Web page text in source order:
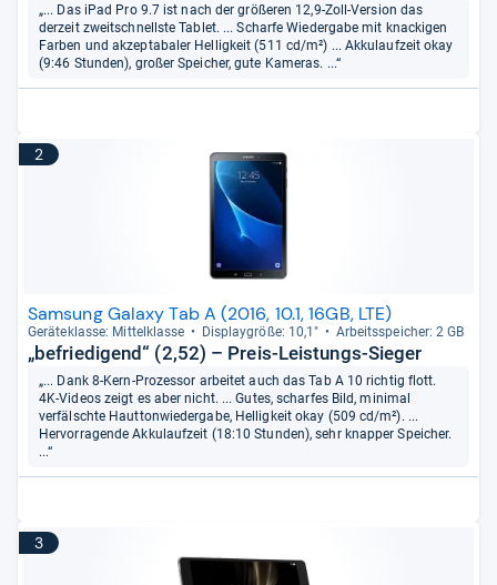
„... Das iPad Pro 9.7 ist nach der größeren 12,9-Zoll-Version das
derzeit zweitschnellste Tablet. ... Scharfe Wiedergabe mit knackigen
Farben und akzeptabaler Helligkeit (511 cd/m²) ... Akkulaufzeit okay
(9:46 Stunden), großer Speicher, gute Kameras. ...“
2
Samsung Galaxy Tab A (2016, 10.1, 16GB, LTE)
Gerä­te­klasse: Mit­tel­klasse Dis­play­größe: 10,1" Arbeitsspei­cher: 2 GB
„befriedigend“ (2,52) – Preis-Leistungs-Sieger
„... Dank 8-Kern-Prozessor arbeitet auch das Tab A 10 richtig flott.
4K-Videos zeigt es aber nicht. ... Gutes, scharfes Bild, minimal
verfälschte Hauttonwiedergabe, Helligkeit okay (509 cd/m²). ...
Hervorragende Akkulaufzeit (18:10 Stunden), sehr knapper Speicher.
...“
3